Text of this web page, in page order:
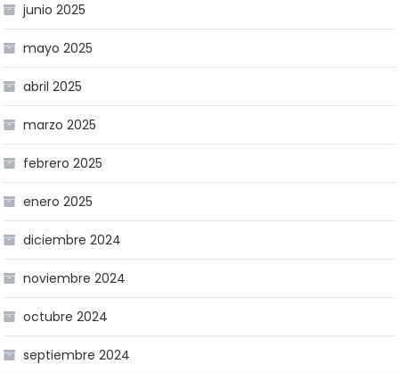
junio 2025
mayo 2025
abril 2025
marzo 2025
febrero 2025
enero 2025
diciembre 2024
noviembre 2024
octubre 2024
septiembre 2024